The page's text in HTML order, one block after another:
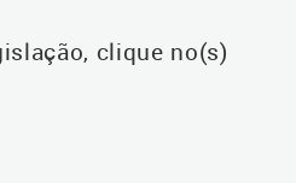
clique no(s)